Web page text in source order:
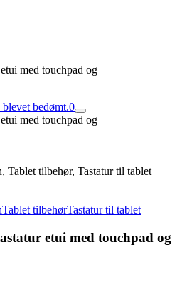
med touchpad og
bedømt.0
med touchpad og
Tablet tilbehør, Tastatur til tablet
Tablet tilbehørTastatur til tablet
etui med touchpad og